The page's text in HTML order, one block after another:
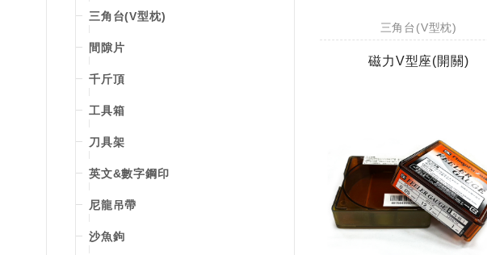
三角台(V型枕)
間隙片
千斤頂
工具箱
刀具架
英文&數字鋼印
尼龍吊帶
沙魚鉤
三角台(V型枕)
磁力V型座(開關)